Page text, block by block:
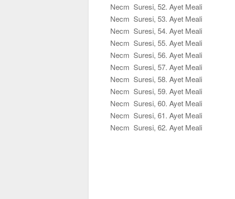
Necm Suresi, 52. Ayet Meali
Necm Suresi, 53. Ayet Meali
Necm Suresi, 54. Ayet Meali
Necm Suresi, 55. Ayet Meali
Necm Suresi, 56. Ayet Meali
Necm Suresi, 57. Ayet Meali
Necm Suresi, 58. Ayet Meali
Necm Suresi, 59. Ayet Meali
Necm Suresi, 60. Ayet Meali
Necm Suresi, 61. Ayet Meali
Necm Suresi, 62. Ayet Meali